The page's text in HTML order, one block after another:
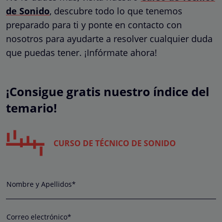
de Sonido, descubre todo lo que tenemos
preparado para ti y ponte en contacto con
nosotros para ayudarte a resolver cualquier duda
que puedas tener. ¡Infórmate ahora!
¡Consigue gratis nuestro índice del
temario!
CURSO DE TÉCNICO DE SONIDO
Nombre y Apellidos*
Correo electrónico*